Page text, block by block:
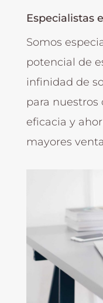
Especialistas
Somos
potencial de
infinidad de
para nuestros
eficacia y
mayores